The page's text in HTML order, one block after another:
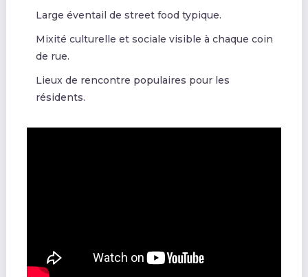
Large éventail de street food typique.
Mixité culturelle et sociale visible à chaque coin
de rue.
Lieux de rencontre populaires pour les
résidents.